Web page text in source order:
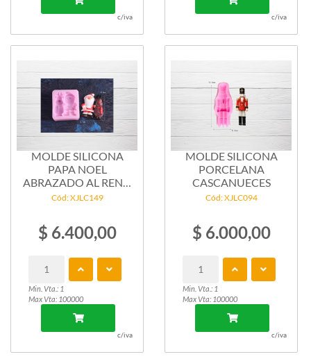
c/iva c/iva
MOLDE SILICONA
PAPA NOEL
ABRAZADO AL RENO
X1
Cód: XJLC149
$ 6.400,00
Min. Vta.: 1
Max Vta: 100000
c/iva
MOLDE SILICONA
PORCELANA
CASCANUECES
Cód: XJLC094
$ 6.000,00
Min. Vta.: 1
Max Vta: 100000
c/iva